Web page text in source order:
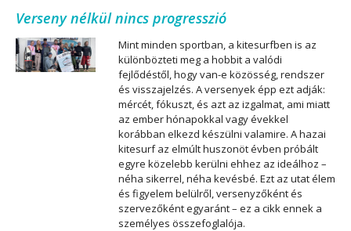
Verseny nélkül nincs progresszió
Mint minden sportban, a kitesurfben is az
különbözteti meg a hobbit a valódi
fejlődéstől, hogy van-e közösség, rendszer
és visszajelzés. A versenyek épp ezt adják:
mércét, fókuszt, és azt az izgalmat, ami miatt
az ember hónapokkal vagy évekkel
korábban elkezd készülni valamire. A hazai
kitesurf az elmúlt huszonöt évben próbált
egyre közelebb kerülni ehhez az ideálhoz –
néha sikerrel, néha kevésbé. Ezt az utat élem
és figyelem belülről, versenyzőként és
szervezőként egyaránt – ez a cikk ennek a
személyes összefoglalója.